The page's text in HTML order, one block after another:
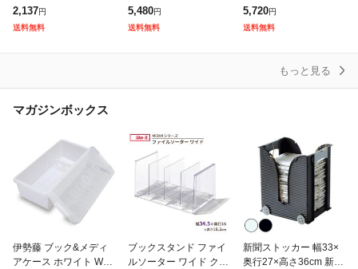
ク ガーデンツールオー
ガナイザー ガレージ用
フック 清掃用具 ほうき
2,137円
送料無料
行33×高さ71cm 折りた
たみ ( ラック オープン
ラック 収納 吊るす 引
5,480円
送料無料
ー収納ラック スマート
( 磁石 ケーブル 収納 ル
ーター モデム 収納用品
5,720円
送料無料
もっと見る
マガジンボックス
伊勢藤 ブック&メディ
アケース ホワイト WH
ブックスタンド ファイ
ルソーター ワイド クリ
新聞ストッカー 幅33×
奥行27×高さ36cm 新聞